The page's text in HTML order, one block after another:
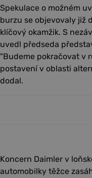
Spekulace o možném
burzu se objevovaly již
klíčový okamžik. S
uvedl předseda
"Budeme pokračovat v
postavení v oblasti
dodal.
Koncern Daimler v
automobilky těžce